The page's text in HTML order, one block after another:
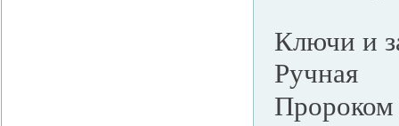
Ключи и
Ручная